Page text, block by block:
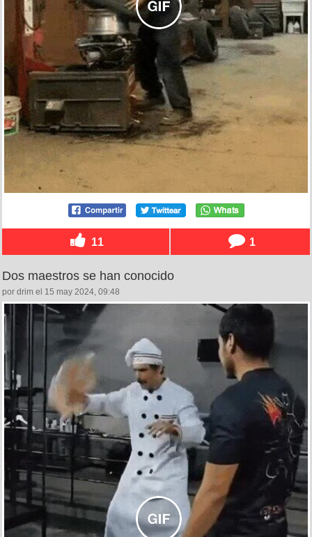
11 1
Dos maestros se han conocido
por drim el 15 may 2024, 09:48